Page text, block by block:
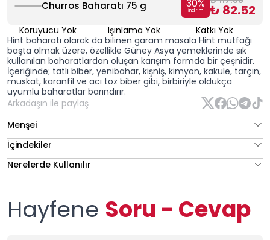
Churros Baharatı 75 g 30%
İndirim ₺ 82.52
Koruyucu Yok Işınlama Yok
Katkı Yok
Hint baharatı olarak da bilinen garam masala Hint mutfağı
başta olmak üzere, özellikle Güney Asya yemeklerinde sık
kullanılan baharatlardan oluşan karışım formda bir çeşnidir.
İçeriğinde; tatlı biber, yenibahar, kişniş, kimyon, kakule, tarçın,
muskat, karanfil ve acı toz biber gibi, birbiriyle oldukça
uyumlu baharatlar barındırır.
Arkadaşın ile paylaş
Menşei
İçindekiler
Nerelerde Kullanılır
Hayfene Soru - Cevap